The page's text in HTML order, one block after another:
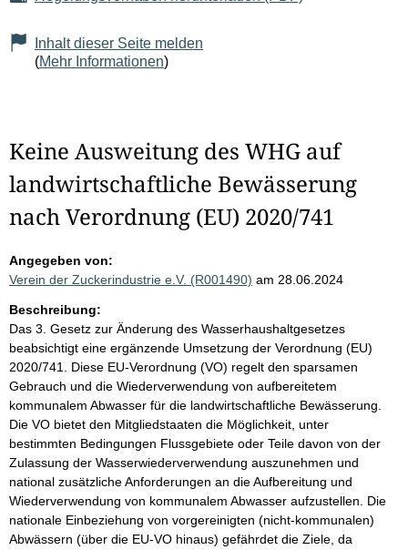
Inhalt dieser Seite melden
(Mehr Informationen)
Keine Ausweitung des WHG auf
landwirtschaftliche Bewässerung
nach Verordnung (EU) 2020/741
Angegeben von:
Verein der Zuckerindustrie e.V. (R001490) am 28.06.2024
Beschreibung:
Das 3. Gesetz zur Änderung des Wasserhaushaltgesetzes
beabsichtigt eine ergänzende Umsetzung der Verordnung (EU)
2020/741. Diese EU-Verordnung (VO) regelt den sparsamen
Gebrauch und die Wiederverwendung von aufbereitetem
kommunalem Abwasser für die landwirtschaftliche Bewässerung.
Die VO bietet den Mitgliedstaaten die Möglichkeit, unter
bestimmten Bedingungen Flussgebiete oder Teile davon von der
Zulassung der Wasserwiederverwendung auszunehmen und
national zusätzliche Anforderungen an die Aufbereitung und
Wiederverwendung von kommunalem Abwasser aufzustellen. Die
nationale Einbeziehung von vorgereinigten (nicht-kommunalen)
Abwässern (über die EU-VO hinaus) gefährdet die Ziele, da